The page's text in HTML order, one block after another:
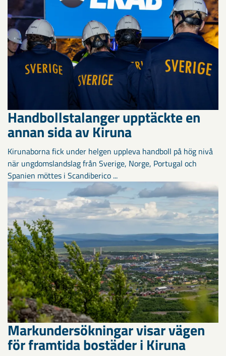
Handbollstalanger upptäckte en
annan sida av Kiruna
Kirunaborna fick under helgen uppleva handboll på hög nivå
när ungdomslandslag från Sverige, Norge, Portugal och
Spanien möttes i Scandiberico ...
Markundersökningar visar vägen
för framtida bostäder i Kiruna